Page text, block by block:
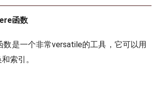
函数
数是一个非常versatile的工具，它可以用
索引。